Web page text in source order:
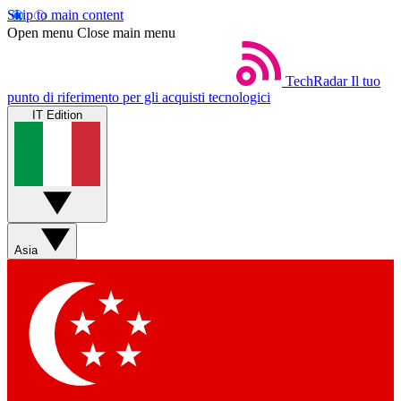
Skip to main content
Open menu Close main menu
TechRadar Il tuo
punto di riferimento per gli acquisti tecnologici
IT Edition
Asia